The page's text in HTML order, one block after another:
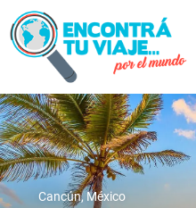
Cancún, México